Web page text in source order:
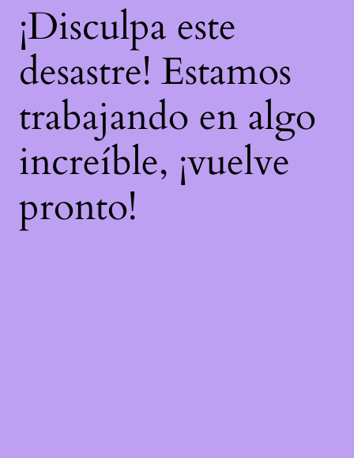
¡Disculpa este
desastre! Estamos
trabajando en algo
increíble, ¡vuelve
pronto!